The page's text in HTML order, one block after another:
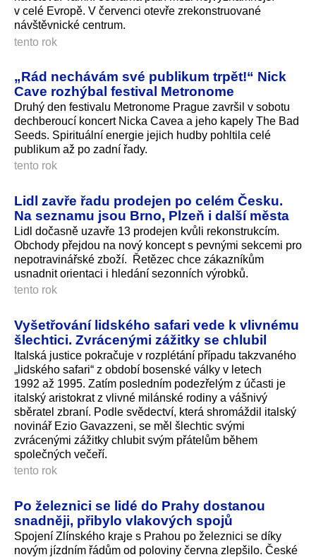
v celé Evropě. V červenci otevře zrekonstruované
návštěvnické centrum.
tento rok
„Rád nechávám své publikum trpět!“ Nick
Cave rozhýbal festival Metronome
Druhý den festivalu Metronome Prague završil v sobotu
dechberoucí koncert Nicka Cavea a jeho kapely The Bad
Seeds. Spirituální energie jejich hudby pohltila celé
publikum až po zadní řady.
tento rok
Lidl zavře řadu prodejen po celém Česku.
Na seznamu jsou Brno, Plzeň i další města
Lidl dočasně uzavře 13 prodejen kvůli rekonstrukcím.
Obchody přejdou na nový koncept s pevnými sekcemi pro
nepotravinářské zboží. Řetězec chce zákazníkům
usnadnit orientaci i hledání sezonních výrobků.
tento rok
Vyšetřování lidského safari vede k vlivnému
šlechtici. Zvrácenými zážitky se chlubil
Italská justice pokračuje v rozplétání případu takzvaného
„lidského safari“ z období bosenské války v letech
1992 až 1995. Zatím posledním podezřelým z účasti je
italský aristokrat z vlivné milánské rodiny a vášnivý
sběratel zbraní. Podle svědectví, která shromáždil italský
novinář Ezio Gavazzeni, se měl šlechtic svými
zvrácenými zážitky chlubit svým přátelům během
společných večeří.
tento rok
Po železnici se lidé do Prahy dostanou
snadněji, přibylo vlakových spojů
Spojení Zlínského kraje s Prahou po železnici se díky
novým jízdním řádům od poloviny června zlepšilo. České